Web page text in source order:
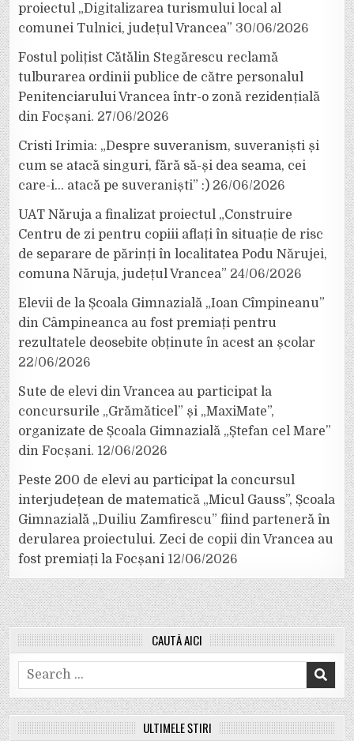
proiectul „Digitalizarea turismului local al
comunei Tulnici, județul Vrancea” 30/06/2026
Fostul polițist Cătălin Stegărescu reclamă
tulburarea ordinii publice de către personalul
Penitenciarului Vrancea într-o zonă rezidențială
din Focșani. 27/06/2026
Cristi Irimia: „Despre suveranism, suveraniști și
cum se atacă singuri, fără să-și dea seama, cei
care-i… atacă pe suveraniști” :) 26/06/2026
UAT Năruja a finalizat proiectul „Construire
Centru de zi pentru copiii aflați în situație de risc
de separare de părinți în localitatea Podu Nărujei,
comuna Năruja, județul Vrancea” 24/06/2026
Elevii de la Școala Gimnazială „Ioan Cîmpineanu”
din Câmpineanca au fost premiați pentru
rezultatele deosebite obținute în acest an școlar
22/06/2026
Sute de elevi din Vrancea au participat la
concursurile „Grămăticel” și „MaxiMate”,
organizate de Școala Gimnazială „Ștefan cel Mare”
din Focșani. 12/06/2026
Peste 200 de elevi au participat la concursul
interjudețean de matematică „Micul Gauss”, Școala
Gimnazială „Duiliu Zamfirescu” fiind parteneră în
derularea proiectului. Zeci de copii din Vrancea au
fost premiați la Focșani 12/06/2026
CAUTĂ AICI
Search
for:
ULTIMELE ȘTIRI